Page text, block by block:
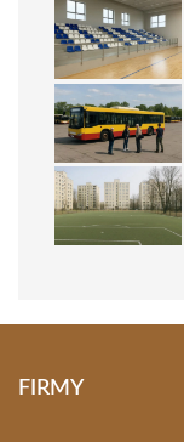
FIRMY